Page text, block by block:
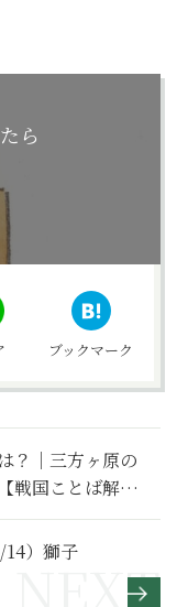
ら
ブックマーク
？｜三方ヶ原の
戦国ことば解
）獅子